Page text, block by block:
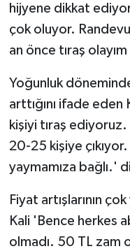
hijyene dikkat
çok oluyor.
an önce tıraş
Yoğunluk
arttığını ifade
kişiyi tıraş ediyoruz.
20-25 kişiye
yaymamıza bağlı.'
Fiyat artışlarının
Kali 'Bence herkes
olmadı. 50 TL zam